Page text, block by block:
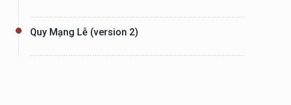
Quy Mạng Lễ (version 2)